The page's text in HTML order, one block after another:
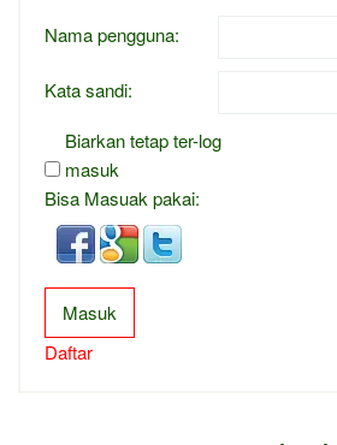
Nama pengguna:
Kata sandi:
Biarkan tetap ter-log
masuk
Bisa Masuak pakai:
Masuk
Daftar